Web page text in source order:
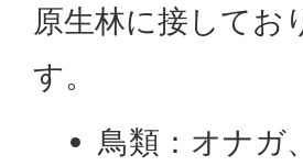
原生林に接してお
す。
鳥類：オナガ